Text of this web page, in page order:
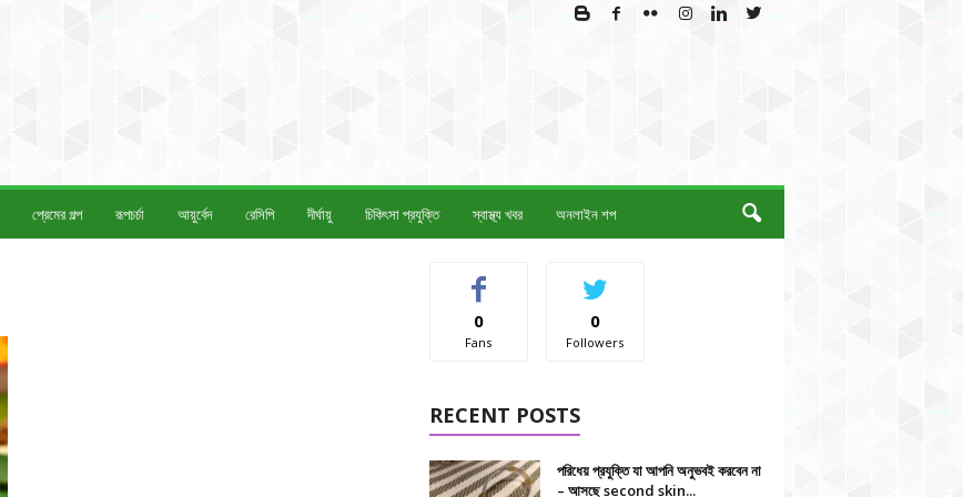
প্রেমের গল্প রূপচর্চা আয়ুর্বেদ রেসিপি দীর্ঘায়ু চিকিৎসা প্রযুক্তি স্বাস্থ্য খবর অনলাইন শপ
0
Fans
0
Followers
RECENT POSTS
পরিধেয় প্রযুক্তি যা আপনি অনুভবই করবেন না
– আসছে second skin...